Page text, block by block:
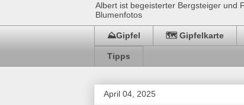
Albert ist begeisterter Bergsteiger und
Blumenfotos
⛰️Gipfel 🗺️ Gipfelkarte
Tipps
April 04, 2025